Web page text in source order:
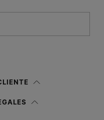
a Margiela S.A.S.U. al